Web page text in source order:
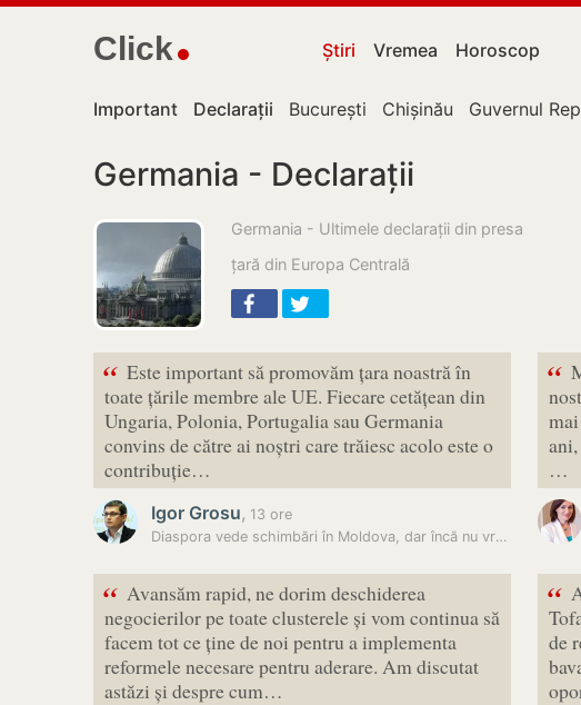
Click Știri Vremea Horoscop
Important Declarații București Chișinău Guvernul
Germania - Declarații
Germania - Ultimele declarații din presa
țară din Europa Centrală
“ Este important să promovăm țara noastră în
toate țările membre ale UE. Fiecare cetățean din
Ungaria, Polonia, Portugalia sau Germania
convins de către ai noștri care trăiesc acolo este o
contribuție…
Igor Grosu, 13 ore
Diaspora vede schimbări în Moldova, dar încă nu vrea să revină în țară…
“
…
“ Avansăm rapid, ne dorim deschiderea
negocierilor pe toate clusterele și vom continua să
facem tot ce ține de noi pentru a implementa
reformele necesare pentru aderare. Am discutat
astăzi și despre cum…
“
de